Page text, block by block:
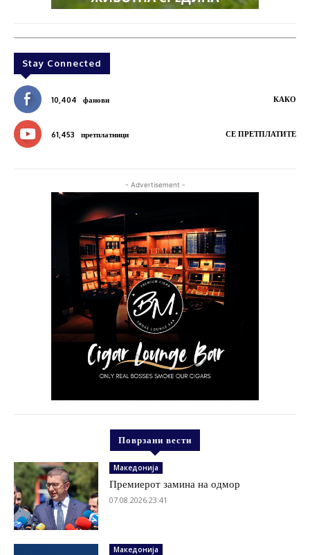
Stay Connected
10,404 фанови КАКО
61,453 претплатници СЕ ПРЕТПЛАТИТЕ
- Advertisement -
Поврзани вести
Македонија
Премиерот замина на одмор
07.08.2026 23:41
Македонија